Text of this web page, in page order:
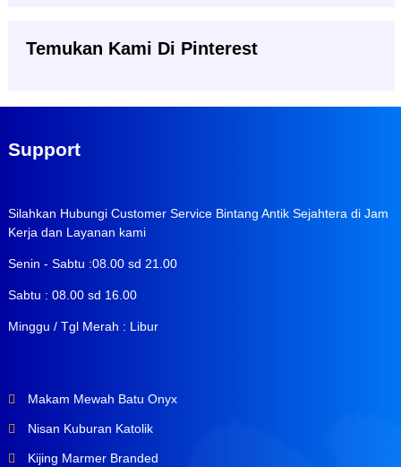
Temukan Kami Di Pinterest
Support
Silahkan Hubungi Customer Service Bintang Antik Sejahtera di Jam
Kerja dan Layanan kami
Senin - Sabtu :08.00 sd 21.00
Sabtu : 08.00 sd 16.00
Minggu / Tgl Merah : Libur
Makam Mewah Batu Onyx
Nisan Kuburan Katolik
Kijing Marmer Branded